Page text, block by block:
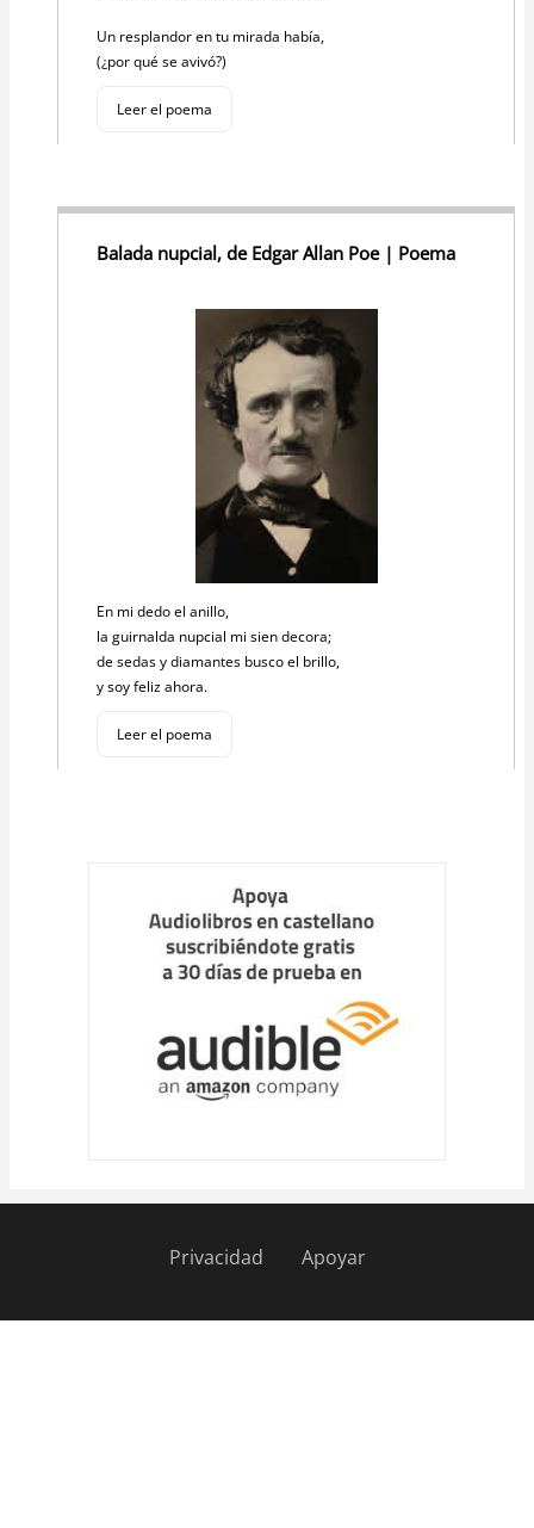
Un resplandor en tu mirada había,
(¿por qué se avivó?)
Leer el poema
Balada nupcial, de Edgar Allan Poe | Poema
En mi dedo el anillo,
la guirnalda nupcial mi sien decora;
de sedas y diamantes busco el brillo,
y soy feliz ahora.
Leer el poema
Privacidad Apoyar